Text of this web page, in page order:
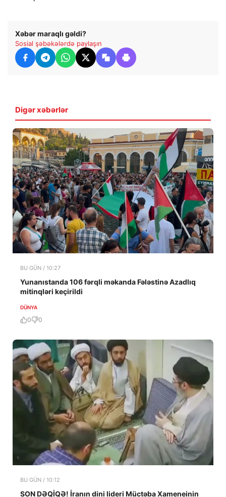
Xəbər maraqlı gəldi?
Sosial şəbəkələrdə paylaşın
Digər xəbərlər
BU GÜN / 10:27
Yunanıstanda 106 fərqli məkanda Fələstinə Azadlıq
mitinqləri keçirildi
DÜNYA
0 0
BU GÜN / 10:12
SON DƏQİQƏ! İranın dini lideri Müctəba Xameneinin